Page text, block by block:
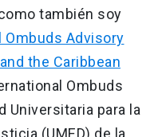
también soy
Ombuds Advisory
the Caribbean
Ombuds
Universitaria para la
(UMED) de la